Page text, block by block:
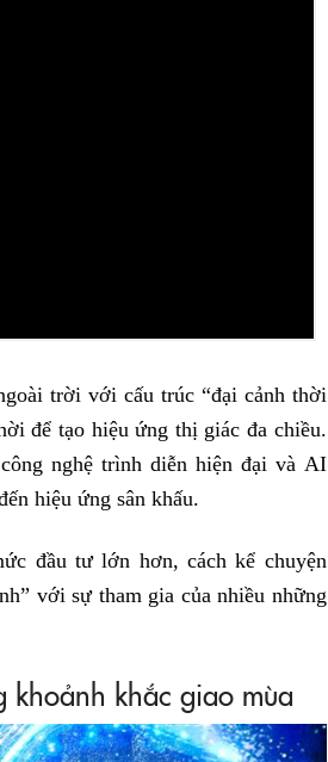
trời với cấu trúc “đại cảnh thời
để tạo hiệu ứng thị giác đa chiều.
nghệ trình diễn hiện đại và AI
hiệu ứng sân khấu.
đầu tư lớn hơn, cách kể chuyện
với sự tham gia của nhiều những
khoảnh khắc giao mùa